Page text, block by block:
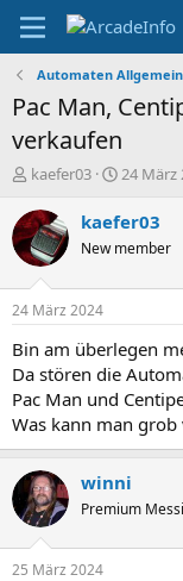
Automaten Allgemein
Pac Man,
verkaufen
E
s
t
e
e
r
kaefer03
E
s
e
t
a
m
24 März
kaefer03
New member
24 März 2024
Bin am überlegen
Da stören die
Pac Man und
Was kann man grob
winni
Premium
25 März 2024